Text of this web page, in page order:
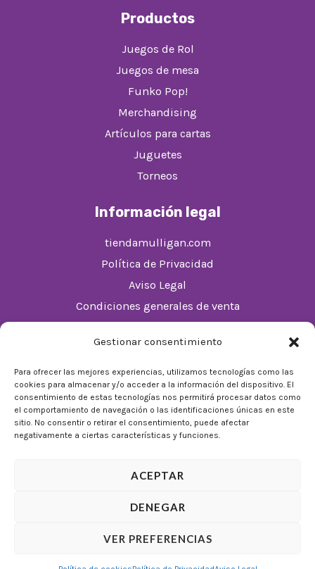
Gestionar consentimiento
Para ofrecer las mejores experiencias, utilizamos tecnologías como las
cookies para almacenar y/o acceder a la información del dispositivo. El
consentimiento de estas tecnologías nos permitirá procesar datos como
el comportamiento de navegación o las identificaciones únicas en este
sitio. No consentir o retirar el consentimiento, puede afectar
negativamente a ciertas características y funciones.
ACEPTAR
DENEGAR
VER PREFERENCIAS
Productos
Juegos de Rol
Juegos de mesa
Funko Pop!
Merchandising
Artículos para cartas
Juguetes
Torneos
Información legal
tiendamulligan.com
Política de Privacidad
Aviso Legal
Condiciones generales de venta
De Lunes a Domingos de 10:00 a 22:00
Festivos sujetos al horario del Málaga Factory
© 2026 Tienda Mulligan │ Desarrollado por